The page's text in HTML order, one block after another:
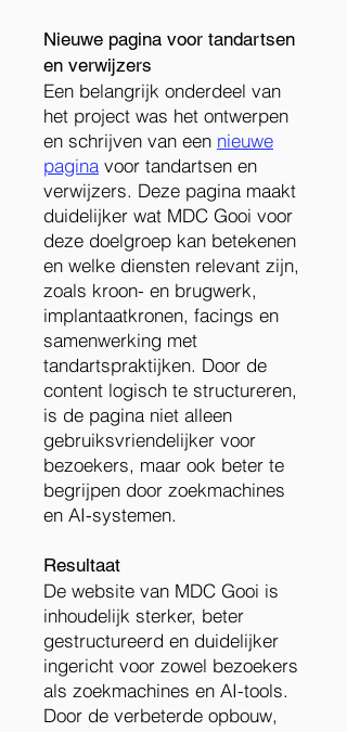
Nieuwe pagina voor tandartsen
en verwijzers
Een belangrijk onderdeel van
het project was het ontwerpen
en schrijven van een nieuwe
pagina voor tandartsen en
verwijzers. Deze pagina maakt
duidelijker wat MDC Gooi voor
deze doelgroep kan betekenen
en welke diensten relevant zijn,
zoals kroon- en brugwerk,
implantaatkronen, facings en
samenwerking met
tandartspraktijken. Door de
content logisch te structureren,
is de pagina niet alleen
gebruiksvriendelijker voor
bezoekers, maar ook beter te
begrijpen door zoekmachines
en AI-systemen.
Resultaat
De website van MDC Gooi is
inhoudelijk sterker, beter
gestructureerd en duidelijker
ingericht voor zowel bezoekers
als zoekmachines en AI-tools.
Door de verbeterde opbouw,